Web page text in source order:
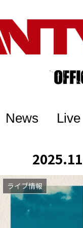
News Live
ライブ情報